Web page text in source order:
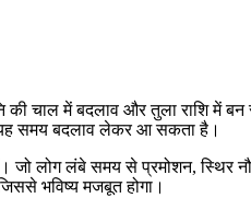
चाल में बदलाव और तुला राशि
यह समय बदलाव लेकर आ सकता है।
लोग लंबे समय से प्रमोशन, स्थिर
भविष्य मजबूत होगा।